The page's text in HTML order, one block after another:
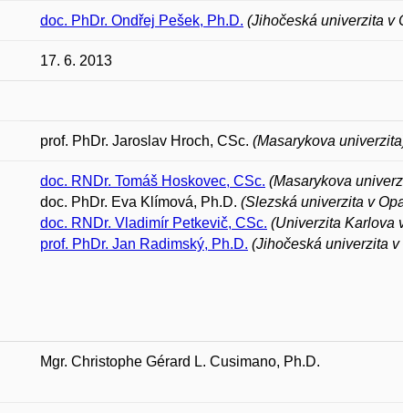
doc. PhDr. Ondřej Pešek, Ph.D. (Jihočeská univerzita v
17. 6. 2013
prof. PhDr. Jaroslav Hroch, CSc. (Masarykova
doc. RNDr. Tomáš Hoskovec, CSc. (Masarykova
doc. PhDr. Eva Klímová, Ph.D. (Slezská univerzita v
doc. RNDr. Vladimír Petkevič, CSc. (Univerzita Karlova
prof. PhDr. Jan Radimský, Ph.D. (Jihočeská univerzita
Mgr. Christophe Gérard L. Cusimano, Ph.D.